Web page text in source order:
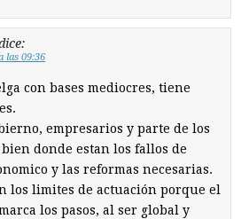
las 09:36
con bases mediocres, tiene
empresarios y parte de los
donde estan los fallos de
y las reformas necesarias.
los limites de actuación porque el
los pasos, al ser global y